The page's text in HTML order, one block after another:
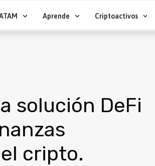
Aprende Criptoactivos
solución DeFi
cripto.